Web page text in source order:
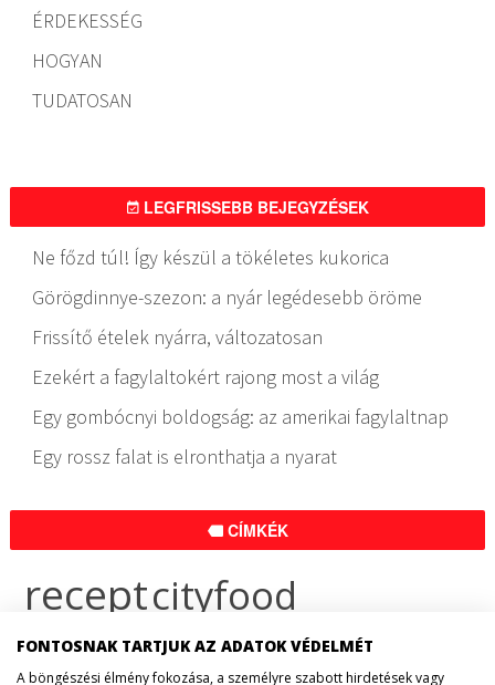
ÉRDEKESSÉG
HOGYAN
TUDATOSAN
LEGFRISSEBB BEJEGYZÉSEK
Ne főzd túl! Így készül a tökéletes kukorica
Görögdinnye-szezon: a nyár legédesebb öröme
Frissítő ételek nyárra, változatosan
Ezekért a fagylaltokért rajong most a világ
Egy gombócnyi boldogság: az amerikai fagylaltnap
Egy rossz falat is elronthatja a nyarat
CÍMKÉK
receptcityfood
érdekességhogyan
FONTOSNAK TARTJUK AZ ADATOK VÉDELMÉT
A böngészési élmény fokozása, a személyre szabott hirdetések vagy